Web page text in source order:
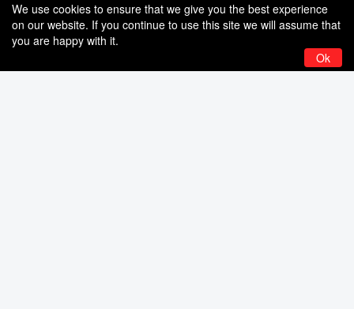
We use cookies to ensure that we give you the best experience
on our website. If you continue to use this site we will assume that
you are happy with it.
Ok